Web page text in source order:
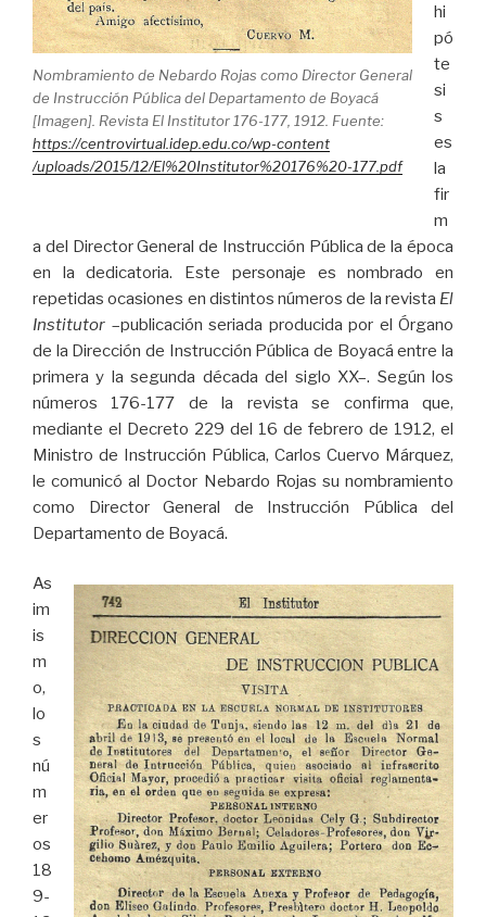
Nombramiento de Nebardo Rojas como Director General
de Instrucción Pública del Departamento de Boyacá
[Imagen]. Revista El Institutor 176-177, 1912. Fuente:
https://centrovirtual.idep.edu.co/wp-content
/uploads/2015/12/El%20Institutor%20176%20-177.pdf
hi
pó
te
si
s
es
la
fir
m
a del Director General de Instrucción Pública de la época
en la dedicatoria. Este personaje es nombrado en
repetidas ocasiones en distintos números de la revista El
Institutor –publicación seriada producida por el Órgano
de la Dirección de Instrucción Pública de Boyacá entre la
primera y la segunda década del siglo XX–. Según los
números 176-177 de la revista se confirma que,
mediante el Decreto 229 del 16 de febrero de 1912, el
Ministro de Instrucción Pública, Carlos Cuervo Márquez,
le comunicó al Doctor Nebardo Rojas su nombramiento
como Director General de Instrucción Pública del
Departamento de Boyacá.
As
im
is
m
o,
lo
s
nú
m
er
os
18
9-